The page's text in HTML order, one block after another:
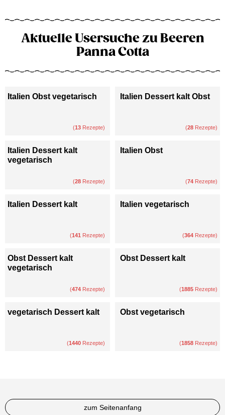
Aktuelle Usersuche zu Beeren
Panna Cotta
Italien Obst vegetarisch
(13 Rezepte)
Italien Dessert kalt Obst
(28 Rezepte)
Italien Dessert kalt
vegetarisch
(28 Rezepte)
Italien Obst
(74 Rezepte)
Italien Dessert kalt
(141 Rezepte)
Italien vegetarisch
(364 Rezepte)
Obst Dessert kalt
vegetarisch
(474 Rezepte)
Obst Dessert kalt
(1885 Rezepte)
vegetarisch Dessert kalt
(1440 Rezepte)
Obst vegetarisch
(1858 Rezepte)
zum Seitenanfang